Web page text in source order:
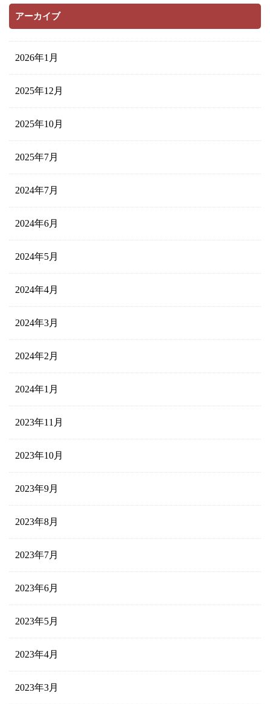
アーカイブ
2026年1月
2025年12月
2025年10月
2025年7月
2024年7月
2024年6月
2024年5月
2024年4月
2024年3月
2024年2月
2024年1月
2023年11月
2023年10月
2023年9月
2023年8月
2023年7月
2023年6月
2023年5月
2023年4月
2023年3月